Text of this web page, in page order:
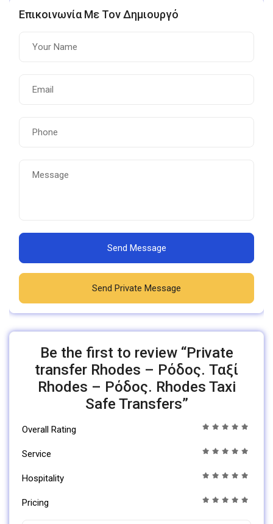
Επικοινωνία Με Τον Δημιουργό
Send Message
Send Private Message
Be the first to review “Private
transfer Rhodes – Ρόδος. Ταξί
Rhodes – Ρόδος. Rhodes Taxi
Safe Transfers”
Overall Rating
Service
Hospitality
Pricing